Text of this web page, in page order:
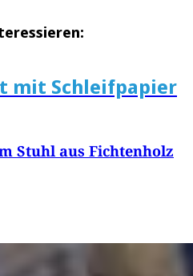
mit Schleifpapier
Stuhl aus Fichtenholz